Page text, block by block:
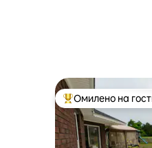
МеѓуОмилено на